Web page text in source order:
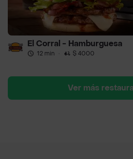
El Corral - Hamburguesa
12 min · $ 4000
Ver más